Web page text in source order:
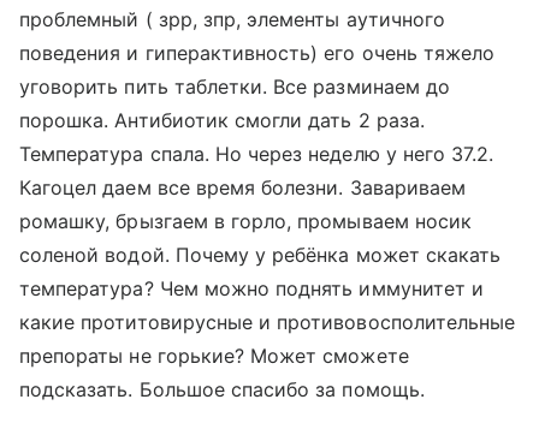
проблемный ( зрр, зпр, элементы аутичного
поведения и гиперактивность) его очень тяжело
уговорить пить таблетки. Все разминаем до
порошка. Антибиотик смогли дать 2 раза.
Температура спала. Но через неделю у него 37.2.
Кагоцел даем все время болезни. Завариваем
ромашку, брызгаем в горло, промываем носик
соленой водой. Почему у ребёнка может скакать
температура? Чем можно поднять иммунитет и
какие протитовирусные и противовосполительные
препораты не горькие? Может сможете
подсказать. Большое спасибо за помощь.